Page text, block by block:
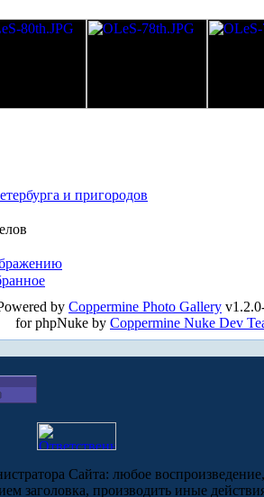
и пригородов
by Coppermine Photo Gallery
for phpNuke by Coppermine Nuke Dev
Сайта: любое
заголовка, производить иные